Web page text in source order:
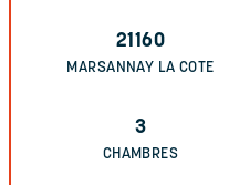
21160
MARSANNAY LA COTE
3
CHAMBRES